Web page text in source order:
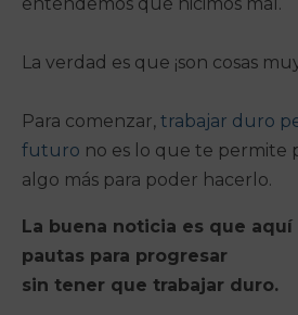
La verdad es que ¡son cosas
Para comenzar, trabajar duro
futuro no es lo que te permite
algo más para poder hacerlo.
La buena noticia es que aquí
pautas para progresar
sin tener que trabajar duro.